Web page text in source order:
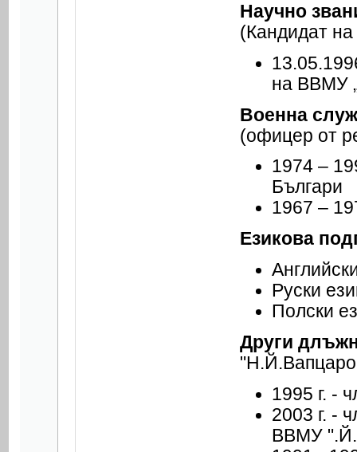
Научно
(Кандидат на
на ВВМУ
Военна
(офицер от
1974 –
Българи
1967 –
Езикова
Руски
Полски
Други
1995 г. -
2003 г. -
ВВМУ